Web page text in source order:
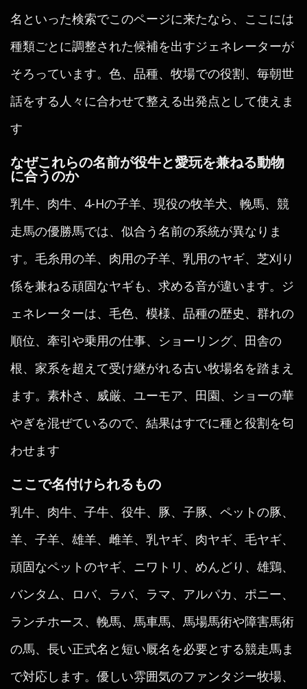
名といった検索でこのページに来たなら、ここには
種類ごとに調整された候補を出すジェネレーターが
そろっています。色、品種、牧場での役割、毎朝世
話をする人々に合わせて整える出発点として使えま
す
なぜこれらの名前が役牛と愛玩を兼ねる動物
に合うのか
乳牛、肉牛、4-Hの子羊、現役の牧羊犬、輓馬、競
走馬の優勝馬では、似合う名前の系統が異なりま
す。毛糸用の羊、肉用の子羊、乳用のヤギ、芝刈り
係を兼ねる頑固なヤギも、求める音が違います。ジ
ェネレーターは、毛色、模様、品種の歴史、群れの
順位、牽引や乗用の仕事、ショーリング、田舎の
根、家系を超えて受け継がれる古い牧場名を踏まえ
ます。素朴さ、威厳、ユーモア、田園、ショーの華
やぎを混ぜているので、結果はすでに種と役割を匂
わせます
ここで名付けられるもの
乳牛、肉牛、子牛、役牛、豚、子豚、ペットの豚、
羊、子羊、雄羊、雌羊、乳ヤギ、肉ヤギ、毛ヤギ、
頑固なペットのヤギ、ニワトリ、めんどり、雄鶏、
バンタム、ロバ、ラバ、ラマ、アルパカ、ポニー、
ランチホース、輓馬、馬車馬、馬場馬術や障害馬術
の馬、長い正式名と短い厩名を必要とする競走馬ま
で対応します。優しい雰囲気のファンタジー牧場、